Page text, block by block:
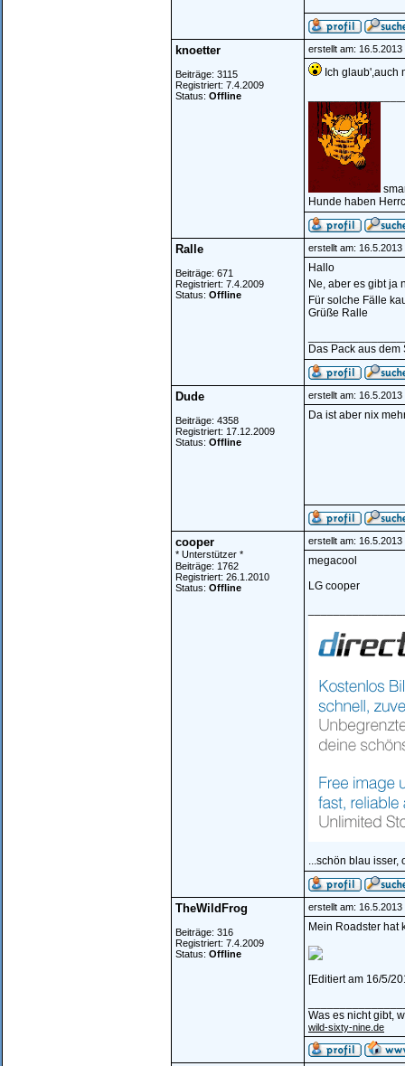
knoetter
Beiträge: 3115
Registriert: 7.4.2009
Status: Offline
erstellt am:
Ich glaub',auch
Hunde haben
Ralle
Beiträge: 671
Registriert: 7.4.2009
Status: Offline
erstellt am:
Hallo
Ne, aber es gibt ja
Für solche Fälle
Grüße Ralle
Das Pack aus dem
Dude
Beiträge: 4358
Registriert: 17.12.2009
Status: Offline
erstellt am:
Da ist aber nix
cooper
* Unterstützer *
Beiträge: 1762
Registriert: 26.1.2010
Status: Offline
erstellt am:
megacool
LG cooper
...schön blau isser,
TheWildFrog
Beiträge: 316
Registriert: 7.4.2009
Status: Offline
erstellt am:
Mein Roadster hat
[Editiert am 16/5/
Was es nicht gibt,
wild-sixty-nine.de